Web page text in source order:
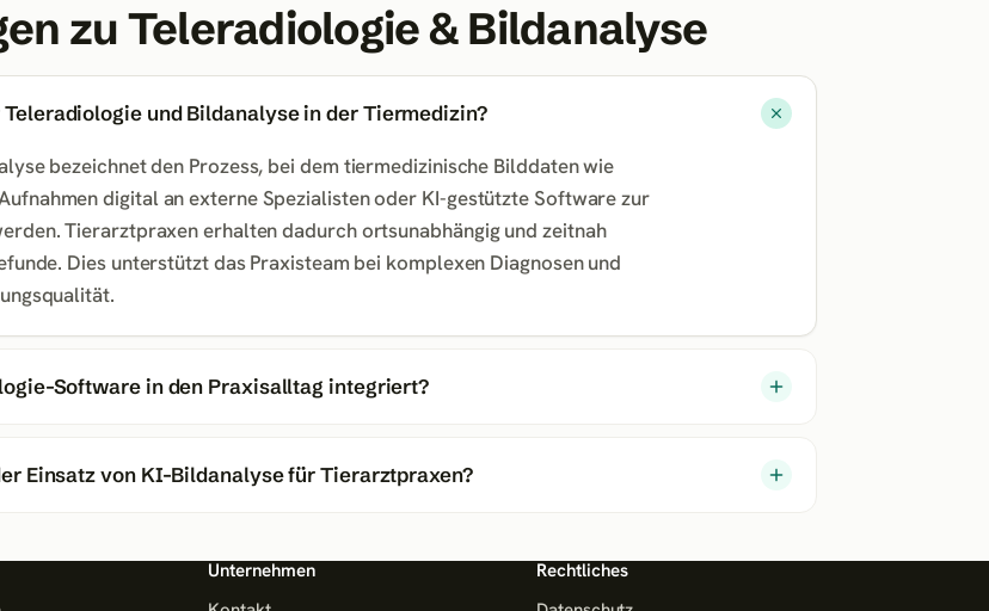
zu Teleradiologie & Bildanalyse
und Bildanalyse in der Tiermedizin?
bezeichnet den Prozess, bei dem tiermedizinische Bilddaten wie
digital an externe Spezialisten oder KI-gestützte Software zur
Tierarztpraxen erhalten dadurch ortsunabhängig und zeitnah
Dies unterstützt das Praxisteam bei komplexen Diagnosen und
Software in den Praxisalltag integriert?
Einsatz von KI-Bildanalyse für Tierarztpraxen?
Unternehmen
Rechtliches